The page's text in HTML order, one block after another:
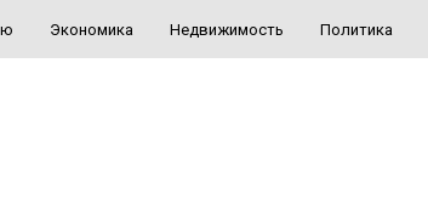
Экономика Недвижимость Политика